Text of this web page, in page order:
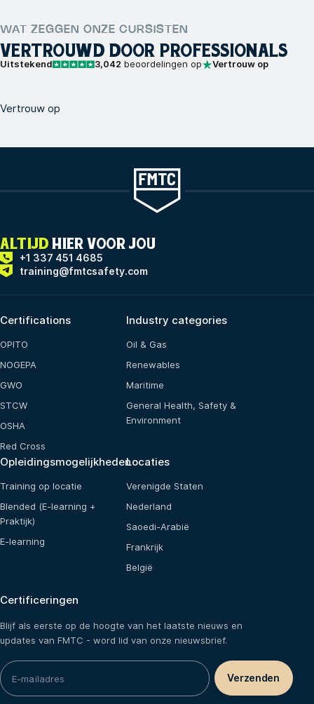
WAT ZEGGEN ONZE CURSISTEN
VERTROUWD DOOR PROFESSIONALS
Uitstekend 3,042 beoordelingen op Vertrouw op
Vertrouw op
ALTIJD HIER VOOR JOU
+1 337 451 4685
training@fmtcsafety.com
Certifications
OPITO
NOGEPA
GWO
STCW
OSHA
Red Cross
Industry categories
Oil & Gas
Renewables
Maritime
General Health, Safety &
Environment
Opleidingsmogelijkheden
Training op locatie
Blended (E-learning +
Praktijk)
E-learning
Locaties
Verenigde Staten
Nederland
Saoedi-Arabië
Frankrijk
België
Certificeringen
Blijf als eerste op de hoogte van het laatste nieuws en
updates van FMTC - word lid van onze nieuwsbrief.